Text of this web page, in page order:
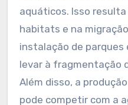
naturais?
A transição energética
significativos na
naturais. A exploração
como hidrelétricas,